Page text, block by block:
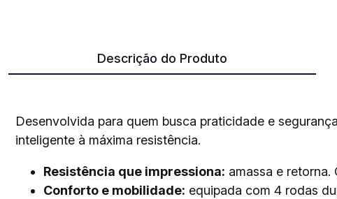
Descrição do Produto
Desenvolvida para quem busca praticidade e
inteligente à máxima resistência.
Resistência que impressiona: amassa e
Conforto e mobilidade: equipada com 4 rodas